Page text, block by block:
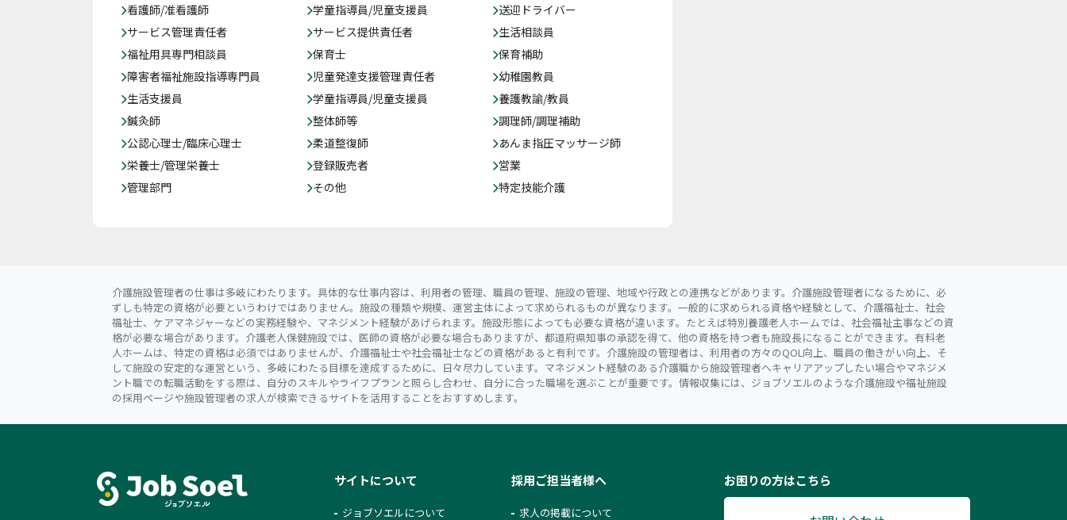
看護師/准看護師
学童指導員/児童支援員
送迎ドライバー
サービス管理責任者
サービス提供責任者
生活相談員
福祉用具専門相談員
保育士
保育補助
障害者福祉施設指導専門員
児童発達支援管理責任者
幼稚園教員
生活支援員
学童指導員/児童支援員
養護教諭/教員
鍼灸師
整体師等
調理師/調理補助
公認心理士/臨床心理士
柔道整復師
あんま指圧マッサージ師
栄養士/管理栄養士
登録販売者
営業
管理部門
その他 特定技能介護
介護施設管理者の仕事は多岐にわたります。具体的な仕事内容は、利用者の管理、職員の管理、施設の管理、地域や行政との連携などがあります。介護施設管理者になるために、必
ずしも特定の資格が必要というわけではありません。施設の種類や規模、運営主体によって求められるものが異なります。一般的に求められる資格や経験として、介護福祉士、社会
福祉士、ケアマネジャーなどの実務経験や、マネジメント経験があげられます。施設形態によっても必要な資格が違います。たとえば特別養護老人ホームでは、社会福祉主事などの資
格が必要な場合があります。介護老人保健施設では、医師の資格が必要な場合もありますが、都道府県知事の承認を得て、他の資格を持つ者も施設長になることができます。有料老
人ホームは、特定の資格は必須ではありませんが、介護福祉士や社会福祉士などの資格があると有利です。介護施設の管理者は、利用者の方々のQOL向上、職員の働きがい向上、そ
して施設の安定的な運営という、多岐にわたる目標を達成するために、日々尽力しています。マネジメント経験のある介護職から施設管理者へキャリアアップしたい場合やマネジメ
ント職での転職活動をする際は、自分のスキルやライフプランと照らし合わせ、自分に合った職場を選ぶことが重要です。情報収集には、ジョブソエルのような介護施設や福祉施設
の採用ページや施設管理者の求人が検索できるサイトを活用することをおすすめします。
サイトについて
ジョブソエルについて
採用ご担当者様へ
求人の掲載について
お困りの方はこちら